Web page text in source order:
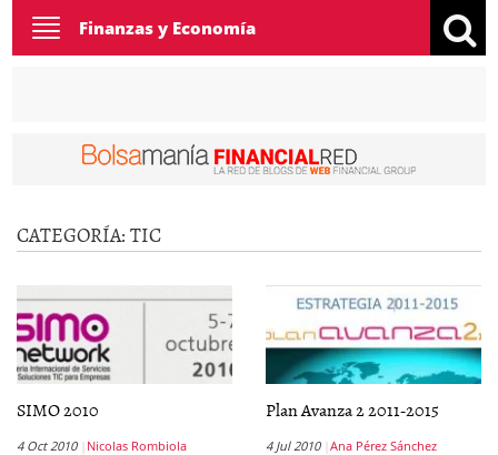
Toggle
navigation
Finanzas y Economía
CATEGORÍA:TIC
SIMO 2010
4 Oct 2010 Nicolas Rombiola
Plan Avanza 2 2011-2015
4 Jul 2010 Ana Pérez Sánchez